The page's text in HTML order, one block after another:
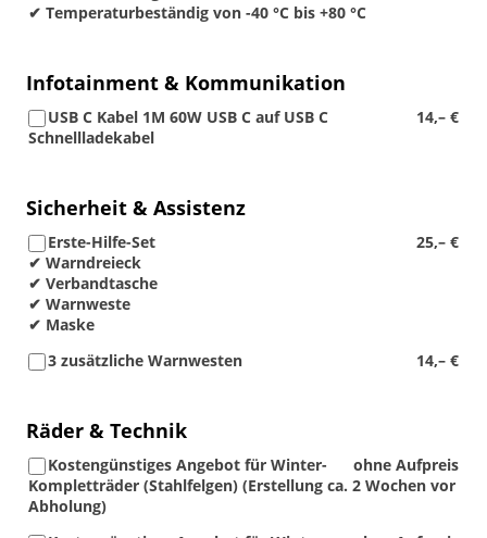
✔ Temperaturbeständig von -40 °C bis +80 °C
Infotainment & Kommunikation
14,– €
USB C Kabel 1M 60W USB C auf USB C
Schnellladekabel
Sicherheit & Assistenz
25,– €
Erste-Hilfe-Set
✔ Warndreieck
✔ Verbandtasche
✔ Warnweste
✔ Maske
14,– €
3 zusätzliche Warnwesten
Räder & Technik
ohne Aufpreis
Kostengünstiges Angebot für Winter-
Kompletträder (Stahlfelgen) (Erstellung ca. 2 Wochen vor
Abholung)